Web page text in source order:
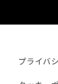
プライバ